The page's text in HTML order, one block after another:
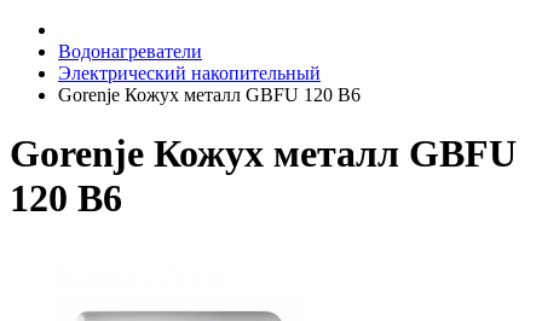
Водонагреватели
Электрический накопительный
Gorenje Кожух металл GBFU 120 B6
Gorenje Кожух металл GBFU
120 B6